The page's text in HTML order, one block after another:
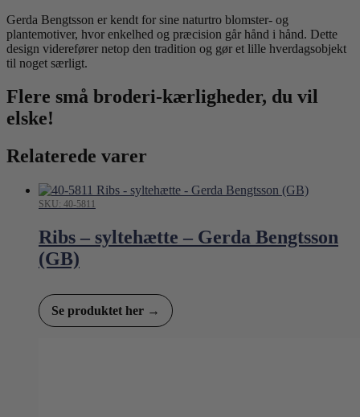
Gerda Bengtsson er kendt for sine naturtro blomster- og
plantemotiver, hvor enkelhed og præcision går hånd i hånd. Dette
design viderefører netop den tradition og gør et lille hverdagsobjekt
til noget særligt.
Flere små broderi-kærligheder, du vil
elske!
Relaterede varer
SKU: 40-5811
Ribs – syltehætte – Gerda Bengtsson
(GB)
Se produktet her →